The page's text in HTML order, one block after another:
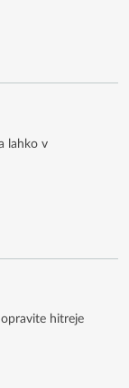
lahko v
hitreje